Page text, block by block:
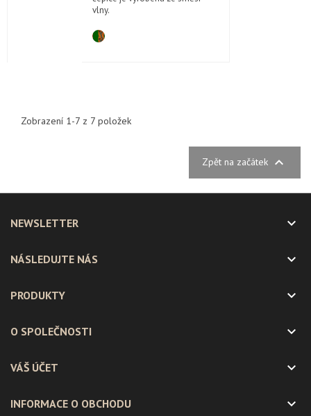
vlny.
Zobrazení 1-7 z 7 položek
Zpět na začátek 
NEWSLETTER 
NÁSLEDUJTE NÁS 
PRODUKTY 
O SPOLEČNOSTI 
VÁŠ ÚČET 
INFORMACE O OBCHODU 